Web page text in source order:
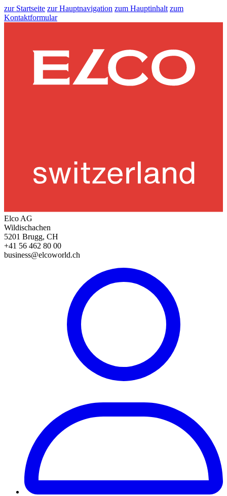
zur Startseite zur Hauptnavigation zum Hauptinhalt zum
Kontaktformular
Elco AG
Wildischachen
5201 Brugg, CH
+41 56 462 80 00
business@elcoworld.ch